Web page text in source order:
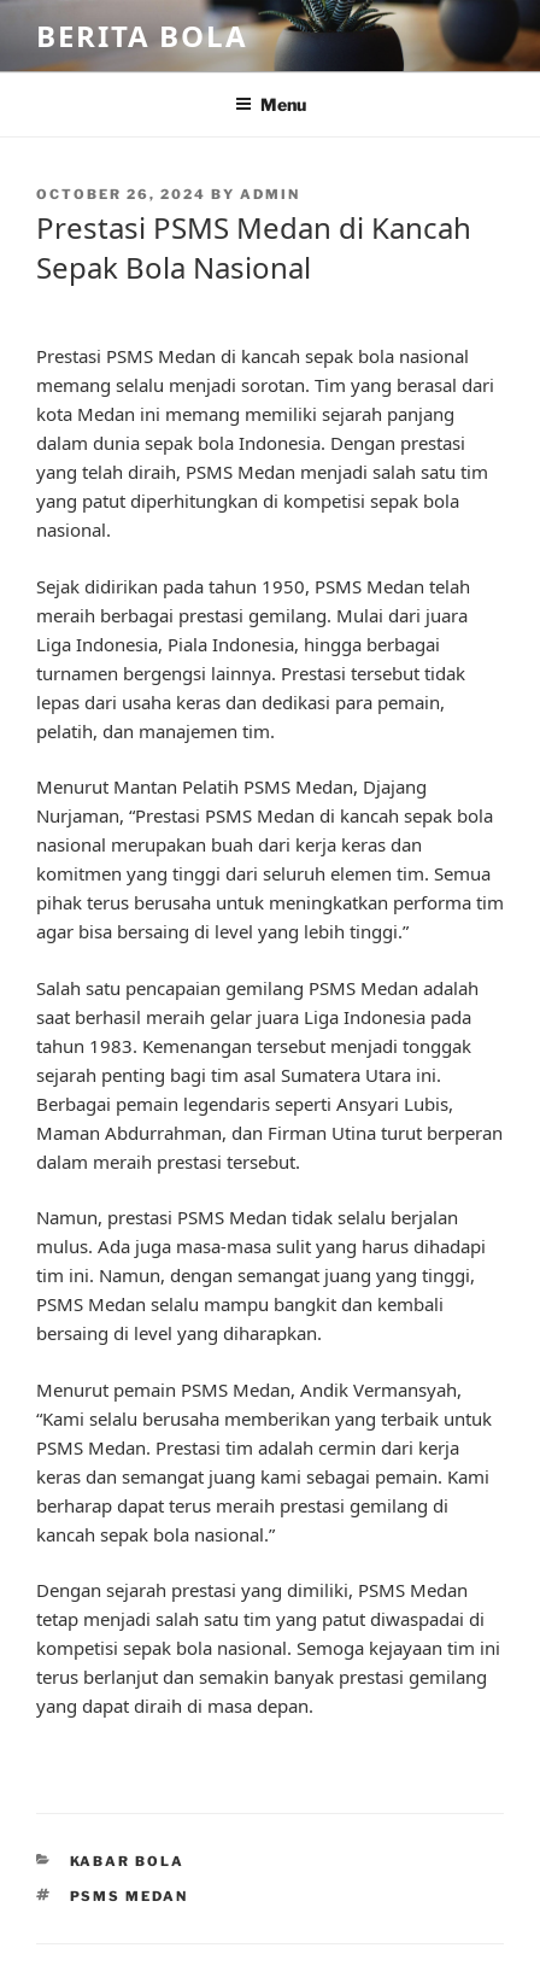
content
BERITA BOLA
Menu
POSTED
OCTOBER 26, 2024 BY ADMIN
Prestasi PSMS Medan di Kancah
Sepak Bola Nasional
Prestasi PSMS Medan di kancah sepak bola nasional
memang selalu menjadi sorotan. Tim yang berasal dari
kota Medan ini memang memiliki sejarah panjang
dalam dunia sepak bola Indonesia. Dengan prestasi
yang telah diraih, PSMS Medan menjadi salah satu tim
yang patut diperhitungkan di kompetisi sepak bola
nasional.
Sejak didirikan pada tahun 1950, PSMS Medan telah
meraih berbagai prestasi gemilang. Mulai dari juara
Liga Indonesia, Piala Indonesia, hingga berbagai
turnamen bergengsi lainnya. Prestasi tersebut tidak
lepas dari usaha keras dan dedikasi para pemain,
pelatih, dan manajemen tim.
Menurut Mantan Pelatih PSMS Medan, Djajang
Nurjaman, “Prestasi PSMS Medan di kancah sepak bola
nasional merupakan buah dari kerja keras dan
komitmen yang tinggi dari seluruh elemen tim. Semua
pihak terus berusaha untuk meningkatkan performa tim
agar bisa bersaing di level yang lebih tinggi.”
Salah satu pencapaian gemilang PSMS Medan adalah
saat berhasil meraih gelar juara Liga Indonesia pada
tahun 1983. Kemenangan tersebut menjadi tonggak
sejarah penting bagi tim asal Sumatera Utara ini.
Berbagai pemain legendaris seperti Ansyari Lubis,
Maman Abdurrahman, dan Firman Utina turut berperan
dalam meraih prestasi tersebut.
Namun, prestasi PSMS Medan tidak selalu berjalan
mulus. Ada juga masa-masa sulit yang harus dihadapi
tim ini. Namun, dengan semangat juang yang tinggi,
PSMS Medan selalu mampu bangkit dan kembali
bersaing di level yang diharapkan.
Menurut pemain PSMS Medan, Andik Vermansyah,
“Kami selalu berusaha memberikan yang terbaik untuk
PSMS Medan. Prestasi tim adalah cermin dari kerja
keras dan semangat juang kami sebagai pemain. Kami
berharap dapat terus meraih prestasi gemilang di
kancah sepak bola nasional.”
Dengan sejarah prestasi yang dimiliki, PSMS Medan
tetap menjadi salah satu tim yang patut diwaspadai di
kompetisi sepak bola nasional. Semoga kejayaan tim ini
terus berlanjut dan semakin banyak prestasi gemilang
yang dapat diraih di masa depan.
CATEGORIES
KABAR BOLA
TAGS
PSMS MEDAN